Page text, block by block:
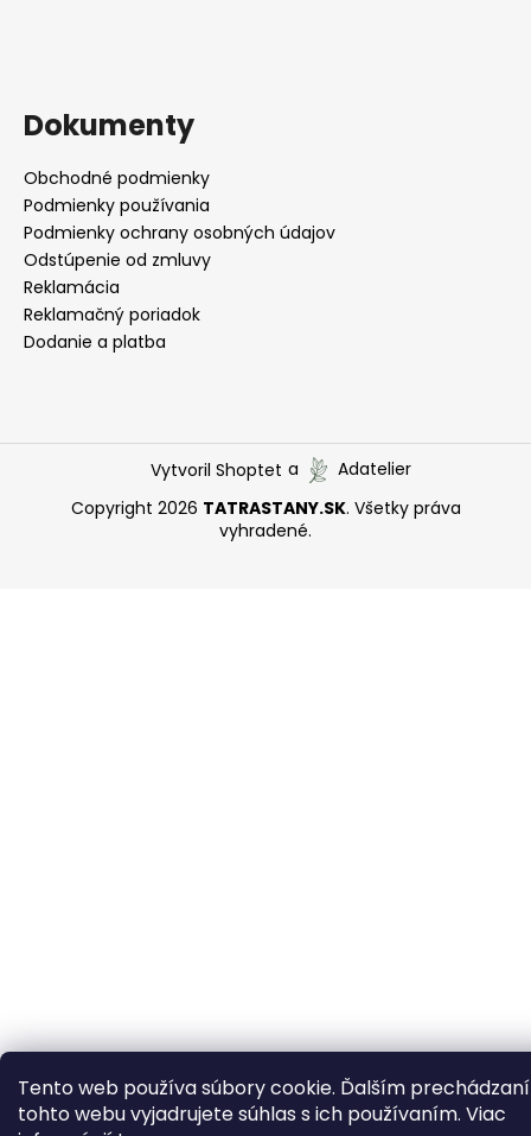
Tento web používa súbory cookie. Ďalším
tohto webu vyjadrujete súhlas s ich používaním. Viac
Dokumenty
Obchodné podmienky
Podmienky používania
Podmienky ochrany osobných údajov
Odstúpenie od zmluvy
Reklamácia
Reklamačný poriadok
Dodanie a platba
Vytvoril Shoptet a
Adatelier
Copyright 2026 TATRASTANY.SK. Všetky práva
vyhradené.